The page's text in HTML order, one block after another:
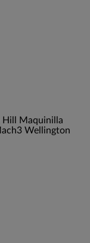
Hill Maquinilla
Wellington